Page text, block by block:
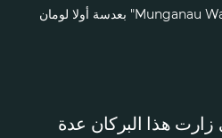
زارت هذا البركان عدة